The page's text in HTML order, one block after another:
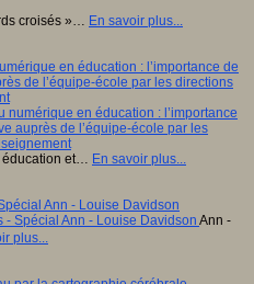
croisés »… En savoir plus...
en éducation : l’importance de
de l’équipe-école par les directions
éducation et… En savoir plus...
Ann - Louise Davidson
Ann -
plus...